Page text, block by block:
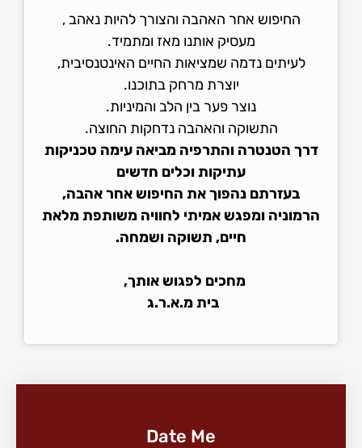
החיפוש אחר האהבה והצורך להיות נאהב ,
מעסיק אותנו מאז ומתמיד.
לעיתים נדמה שמציאות החיים האינטנסיבית,
יוצרת מרחק בתוכנו.
נוצר פער בין הלב והמיניות.
התשוקה והאהבה נדחקות החוצה.
דרך הטנטרה והתרפיה מביאה עימה טכניקות
עתיקות וכלים חדשים
בעזרתם נהפוך את החיפוש אחר אהבה,
הרמוניה ומפגש אמיתי לחוויה משותפת מלאת
חיים, תשוקה ושמחה.
מחכים לפגוש אותך,
בית מ.א.ר.ג
Date Me